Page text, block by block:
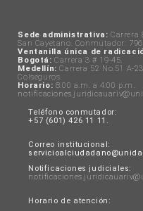
Sede administrativa: Carrera
San Cayetano. Conmutador:
Ventanilla única de
Bogotá: Carrera 3 # 19-45.
Medellín: Carrera 52 No.51 A-
Colseguros.
Horario: 8:00 a.m. a 4:00 p.m.
Teléfono conmutador:
+57 (601) 426 11 11.
Correo institucional:
Notificaciones judiciales:
Horario de atención: